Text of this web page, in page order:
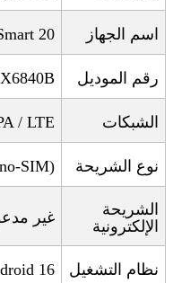
اسم الجهاز 20
رقم الموديل
الشبكات / LTE
نوع الشريحة SIM)
الشريحة
الإلكترونية
غير
نظام التشغيل 16